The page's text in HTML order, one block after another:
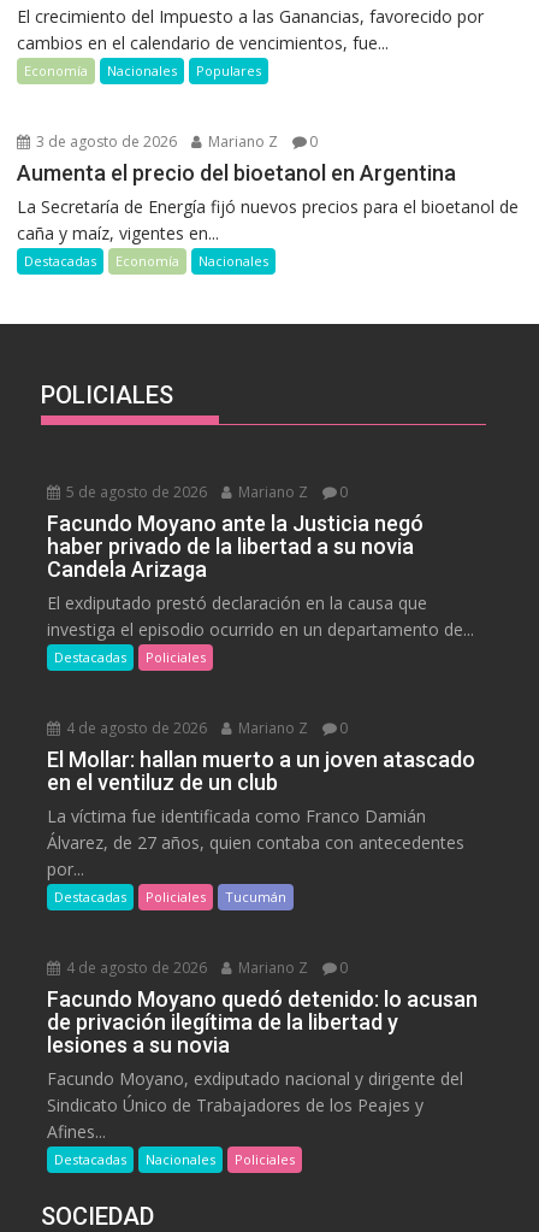
El crecimiento del Impuesto a las Ganancias, favorecido por
cambios en el calendario de vencimientos, fue...
Economía Nacionales Populares
3 de agosto de 2026 Mariano Z 0
Aumenta el precio del bioetanol en Argentina
La Secretaría de Energía fijó nuevos precios para el bioetanol de
caña y maíz, vigentes en...
Destacadas Economía Nacionales
POLICIALES
5 de agosto de 2026 Mariano Z 0
Facundo Moyano ante la Justicia negó
haber privado de la libertad a su novia
Candela Arizaga
El exdiputado prestó declaración en la causa que
investiga el episodio ocurrido en un departamento de...
Destacadas Policiales
4 de agosto de 2026 Mariano Z 0
El Mollar: hallan muerto a un joven atascado
en el ventiluz de un club
La víctima fue identificada como Franco Damián
Álvarez, de 27 años, quien contaba con antecedentes
por...
Destacadas Policiales Tucumán
4 de agosto de 2026 Mariano Z 0
Facundo Moyano quedó detenido: lo acusan
de privación ilegítima de la libertad y
lesiones a su novia
Facundo Moyano, exdiputado nacional y dirigente del
Sindicato Único de Trabajadores de los Peajes y
Afines...
Destacadas Nacionales Policiales
SOCIEDAD